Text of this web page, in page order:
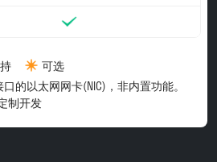
可选
的以太网网卡(NIC)，非内置功能。
制开发